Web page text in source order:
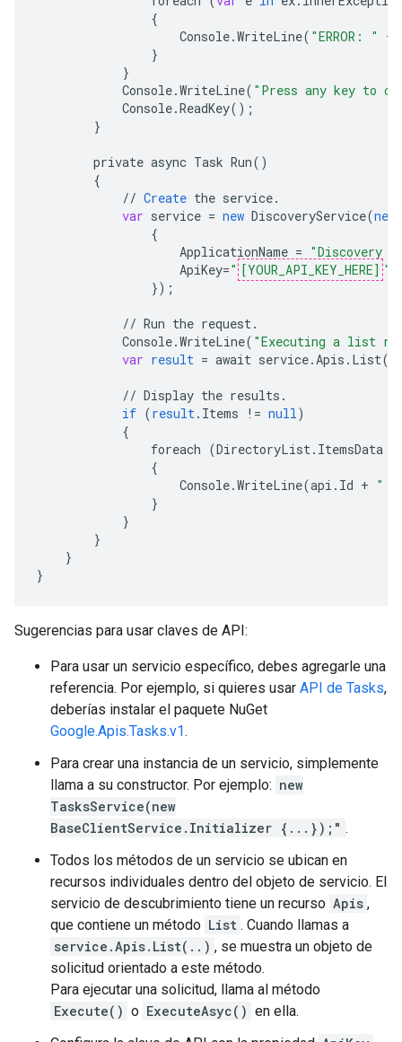
{
Console.WriteLine( "ERROR: " +
}
}
Console.WriteLine( "Press any key to
Console.ReadKey();
}
private async Task Run()
{
// Create the service.
var service = new DiscoveryService(new
{
ApplicationName = "Discovery
ApiKey=" [YOUR_API_KEY_HERE] "
});
// Run the request.
Console.WriteLine( "Executing a list
var result = await service.Apis . List
// Display the results .
if (result. Items != null)
{
foreach (DirectoryList. ItemsData
{
Console.WriteLine(api . Id + "
}
}
}
}
}
Sugerencias para usar claves de API:
Para usar un servicio específico, debes agregarle una
referencia. Por ejemplo, si quieres usar API de Tasks,
deberías instalar el paquete NuGet
Google.Apis.Tasks.v1.
Para crear una instancia de un servicio, simplemente
llama a su constructor. Por ejemplo: new
TasksService(new
BaseClientService.Initializer {...});" .
Todos los métodos de un servicio se ubican en
recursos individuales dentro del objeto de servicio. El
servicio de descubrimiento tiene un recurso Apis ,
que contiene un método List . Cuando llamas a
service.Apis.List(..) , se muestra un objeto de
solicitud orientado a este método.
Para ejecutar una solicitud, llama al método
Execute() o ExecuteAsyc() en ella.